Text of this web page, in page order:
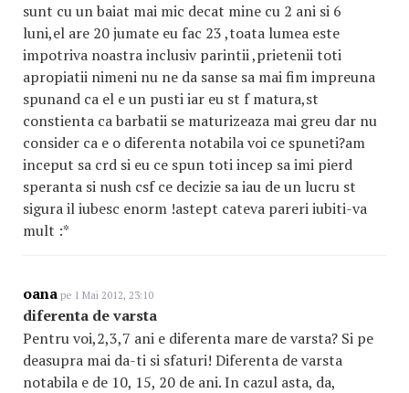
sunt cu un baiat mai mic decat mine cu 2 ani si 6
luni,el are 20 jumate eu fac 23 ,toata lumea este
impotriva noastra inclusiv parintii ,prietenii toti
apropiatii nimeni nu ne da sanse sa mai fim impreuna
spunand ca el e un pusti iar eu st f matura,st
constienta ca barbatii se maturizeaza mai greu dar nu
consider ca e o diferenta notabila voi ce spuneti?am
inceput sa crd si eu ce spun toti incep sa imi pierd
speranta si nush csf ce decizie sa iau de un lucru st
sigura il iubesc enorm !astept cateva pareri iubiti-va
mult :*
oana pe 1 Mai 2012, 23:10
diferenta de varsta
Pentru voi,2,3,7 ani e diferenta mare de varsta? Si pe
deasupra mai da-ti si sfaturi! Diferenta de varsta
notabila e de 10, 15, 20 de ani. In cazul asta, da,